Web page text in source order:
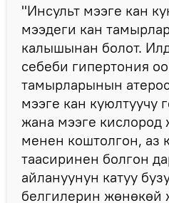
"Инсульт мээге кан
мээдеги кан
калышынан болот.
себеби гипертония
тамырларынын
мээге кан куюлтуучу
жана мээге кислород
менен коштолгон, аз
таасиринен болгон
айлануунун катуу
белгилерин жөнөкөй